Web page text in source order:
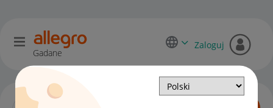
Gadane
Zaloguj